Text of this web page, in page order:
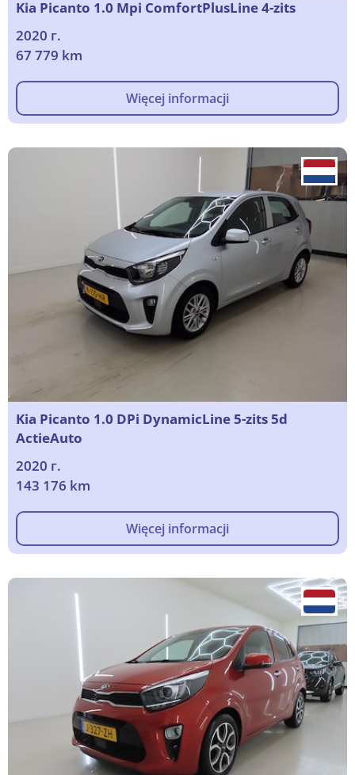
Kia Picanto 1.0 Mpi ComfortPlusLine 4-zits
2020 г.
67 779 km
Więcej informacji
Kia Picanto 1.0 DPi DynamicLine 5-zits 5d
ActieAuto
2020 г.
143 176 km
Więcej informacji